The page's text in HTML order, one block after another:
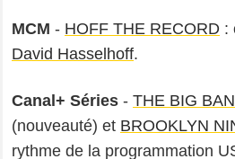
MCM - HOFF THE RECORD :
David Hasselhoff.
Canal+ Séries - THE BIG
(nouveauté) et BROOKLYN
rythme de la programmation